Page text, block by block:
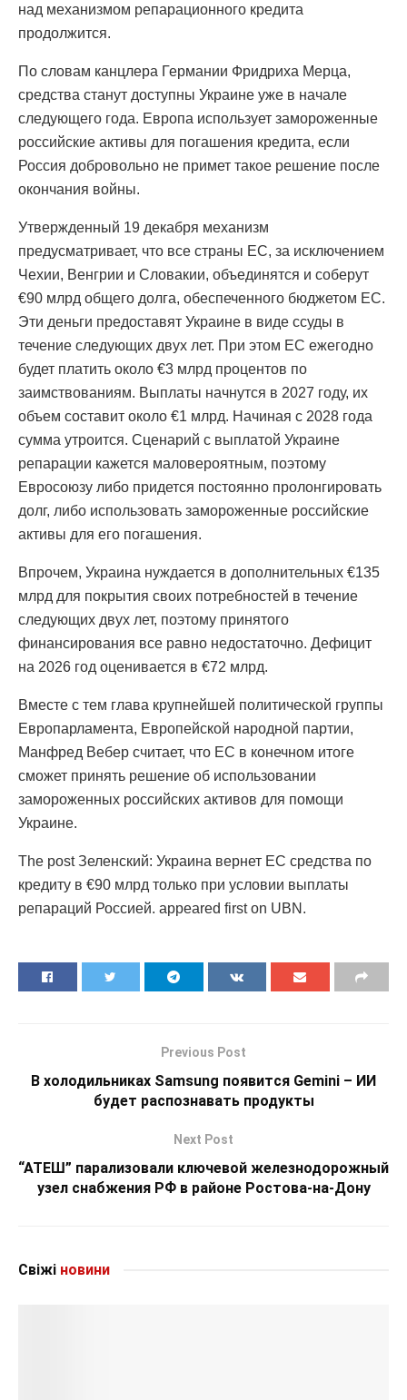
над механизмом репарационного кредита
продолжится.
По словам канцлера Германии Фридриха Мерца,
средства станут доступны Украине уже в начале
следующего года. Европа использует замороженные
российские активы для погашения кредита, если
Россия добровольно не примет такое решение после
окончания войны.
Утвержденный 19 декабря механизм
предусматривает, что все страны ЕС, за исключением
Чехии, Венгрии и Словакии, объединятся и соберут
€90 млрд общего долга, обеспеченного бюджетом ЕС.
Эти деньги предоставят Украине в виде ссуды в
течение следующих двух лет. При этом ЕС ежегодно
будет платить около €3 млрд процентов по
заимствованиям. Выплаты начнутся в 2027 году, их
объем составит около €1 млрд. Начиная с 2028 года
сумма утроится. Сценарий с выплатой Украине
репарации кажется маловероятным, поэтому
Евросоюзу либо придется постоянно пролонгировать
долг, либо использовать замороженные российские
активы для его погашения.
Впрочем, Украина нуждается в дополнительных €135
млрд для покрытия своих потребностей в течение
следующих двух лет, поэтому принятого
финансирования все равно недостаточно. Дефицит
на 2026 год оценивается в €72 млрд.
Вместе с тем глава крупнейшей политической группы
Европарламента, Европейской народной партии,
Манфред Вебер считает, что ЕС в конечном итоге
сможет принять решение об использовании
замороженных российских активов для помощи
Украине.
The post Зеленский: Украина вернет ЕС средства по
кредиту в €90 млрд только при условии выплаты
репараций Россией. appeared first on UBN.
Previous Post
В холодильниках Samsung появится Gemini – ИИ
будет распознавать продукты
Next Post
“АТЕШ” парализовали ключевой железнодорожный
узел снабжения РФ в районе Ростова-на-Дону
Свіжі новини